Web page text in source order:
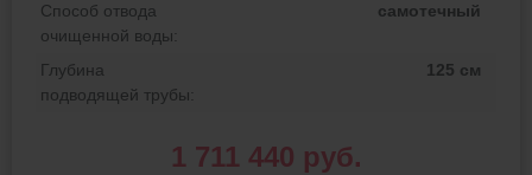
Способ отвода
очищенной воды:
самотечный
Глубина
подводящей трубы:
125 см
1 711 440 руб.